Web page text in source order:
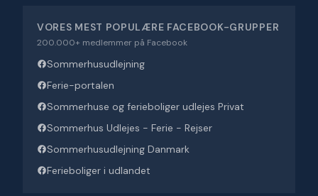
VORES MEST POPULÆRE FACEBOOK-GRUPPER
200.000+ medlemmer på Facebook
Sommerhusudlejning
Ferie-portalen
Sommerhuse og ferieboliger udlejes Privat
Sommerhus Udlejes - Ferie - Rejser
Sommerhusudlejning Danmark
Ferieboliger i udlandet